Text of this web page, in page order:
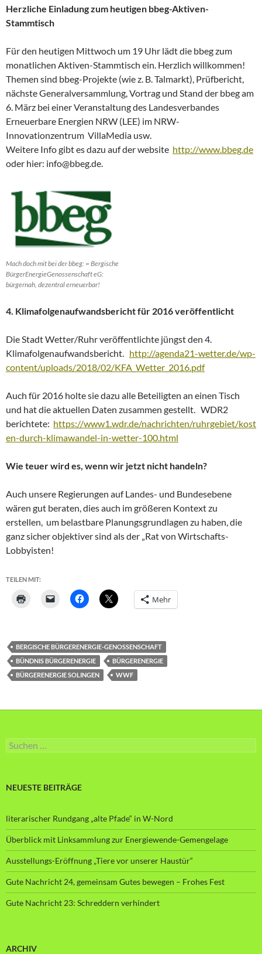
Herzliche Einladung zum heutigen bbeg-Aktiven-
Stammtisch
Für den heutigen Mittwoch um 19 Uhr lädt die bbeg zum
monatlichen Aktiven-Stammtisch ein. Herzlich willkommen!
Themen sind bbeg-Projekte (wie z. B. Talmarkt), Prüfbericht,
nächste Generalversammlung, Vortrag und Stand der bbeg am
6. März bei einer Veranstaltung des Landesverbandes
Erneuerbare Energien NRW (LEE) im NRW-
Innovationzentrum VillaMedia usw.
Weitere Info gibt es dazu auf der website http://www.bbeg.de
oder hier: info@bbeg.de.
Mach doch mit bei der bbeg: = Bergische
BürgerEnergieGenossenschaft eG:
bürgernah, dezentral erneuerbar!
4. Klimafolgenaufwandsbericht für 2016 veröffentlicht
Die Stadt Wetter/Ruhr veröffentlichte jüngst den 4.
Klimafolgenaufwandsbericht. http://agenda21-wetter.de/wp-
content/uploads/2018/02/KFA_Wetter_2016.pdf
Auch für 2016 holte sie dazu alle Beteiligten an einen Tisch
und hat die aktuellen Daten zusammen gestellt. WDR2
berichtete: https://www1.wdr.de/nachrichten/ruhrgebiet/kost
en-durch-klimawandel-in-wetter-100.html
Wie teuer wird es, wenn wir jetzt nicht handeln?
Auch unsere Regierungen auf Landes- und Bundesebene
wären gut beraten, dies auch im größeren Kontext zu
erstellen, um belastbare Planungsgrundlagen zu haben, die
ganz sicher objektiver sind als der „Rat von Wirtschafts-
Lobbyisten!
TEILEN MIT:
Mehr
BERGISCHE BÜRGERENERGIE-GENOSSENSCHAFT
BÜNDNIS BÜRGERENERGIE
BÜRGERENERGIE
BÜRGERENERGIE SOLINGEN
WWF
Suche
nach:
NEUESTE BEITRÄGE
literarischer Rundgang „alte Pfade“ in W-Nord
Überblick mit Linksammlung zur Energiewende-Gemengelage
Ausstellungs-Eröffnung „Tiere vor unserer Haustür“
Gute Nachricht 24, gemeinsam Gutes bewegen – Frohes Fest
Gute Nachricht 23: Schreddern verhindert
ARCHIV